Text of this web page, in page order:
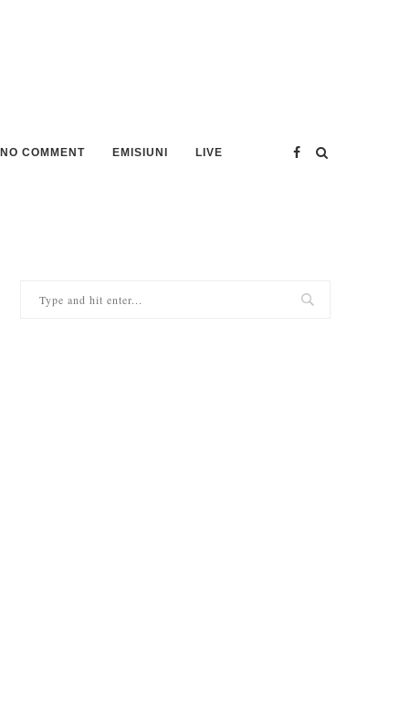
NO COMMENT EMISIUNI LIVE